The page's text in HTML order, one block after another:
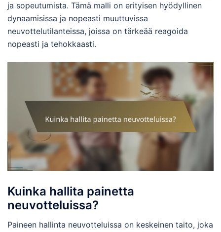
ja sopeutumista. Tämä malli on erityisen hyödyllinen
dynaamisissa ja nopeasti muuttuvissa
neuvottelutilanteissa, joissa on tärkeää reagoida
nopeasti ja tehokkaasti.
Kuinka hallita painetta
neuvotteluissa?
Paineen hallinta neuvotteluissa on keskeinen taito, joka